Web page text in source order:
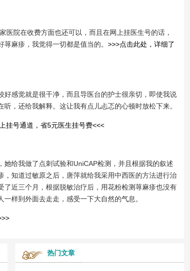
院在收费方面也还可以，而且在网上挂医生号的话，
麻疹，我觉得一切都是值当的。 >>>点击此处，详细了
感觉就是很干净，而且导医台的护士很亲切，即使我说
，还给我解释。这让我有点儿忐忑的心顿时放松下来。
挂号通道，省5元医生挂号费<<<
给我做了点刺试验和UniCAP检测，并且根据我的叙述
知道过敏原之后，唐萍就给我采用中西医的方法进行治
近三个月，根据脱敏治疗后，用花粉检测荨麻疹也没有
样到外面去走走，感受一下大自然的气息。
热门文章